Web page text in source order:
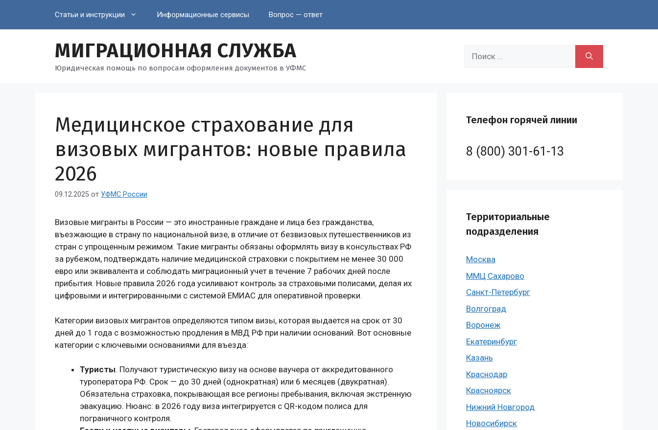
содержимому
Статьи и инструкции Информационные сервисы Вопрос — ответ
МИГРАЦИОННАЯ СЛУЖБА
Юридическая помощь по вопросам оформления документов в УФМС
Медицинское страхование для
визовых мигрантов: новые правила
2026
09.12.2025 от УФМС России
Визовые мигранты в России — это иностранные граждане и лица без гражданства,
въезжающие в страну по национальной визе, в отличие от безвизовых путешественников из
стран с упрощенным режимом. Такие мигранты обязаны оформлять визу в консульствах РФ
за рубежом, подтверждать наличие медицинской страховки с покрытием не менее 30 000
евро или эквивалента и соблюдать миграционный учет в течение 7 рабочих дней после
прибытия. Новые правила 2026 года усиливают контроль за страховыми полисами, делая их
цифровыми и интегрированными с системой ЕМИАС для оперативной проверки.
Категории визовых мигрантов определяются типом визы, которая выдается на срок от 30
дней до 1 года с возможностью продления в МВД РФ при наличии оснований. Вот основные
категории с ключевыми основаниями для въезда:
Туристы. Получают туристическую визу на основе ваучера от аккредитованного
туроператора РФ. Срок — до 30 дней (однократная) или 6 месяцев (двукратная).
Обязательна страховка, покрывающая все регионы пребывания, включая экстренную
эвакуацию. Нюанс: в 2026 году виза интегрируется с QR-кодом полиса для
пограничного контроля.
Телефон горячей линии
8 (800) 301-61-13
Территориальные
подразделения
Москва
ММЦ Сахарово
Санкт-Петербург
Волгоград
Воронеж
Екатеринбург
Казань
Краснодар
Красноярск
Нижний Новгород
Новосибирск